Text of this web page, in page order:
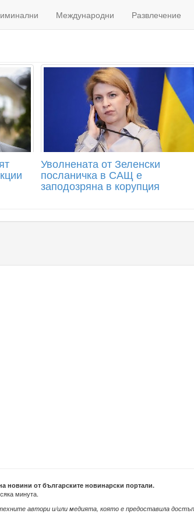
Международни Развлечение
Уволнената от Зеленски
посланичка в САЩ е
заподозряна в корупция
новини от българските новинарски портали.
минута.
автори и/или медията, която е предоставила достъп